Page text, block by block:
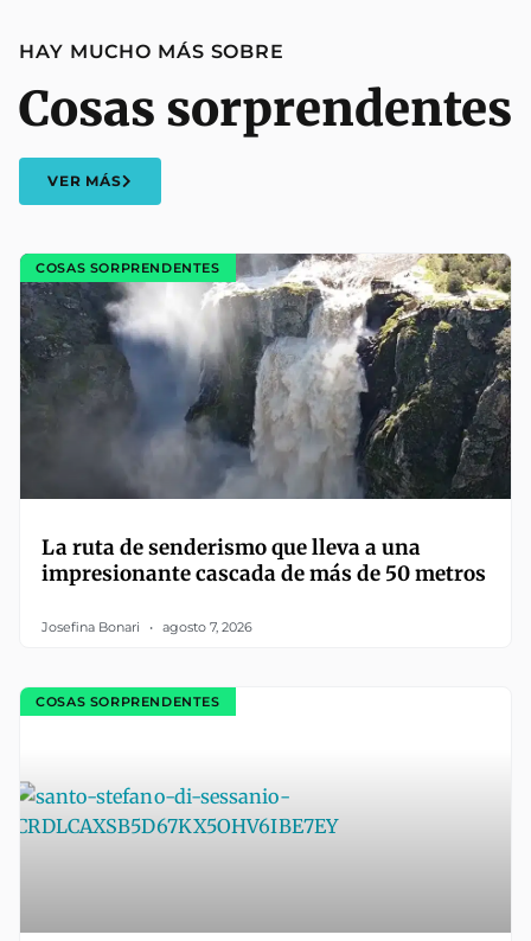
HAY MUCHO MÁS SOBRE
Cosas sorprendentes
VER MÁS
COSAS SORPRENDENTES
La ruta de senderismo que lleva a una
impresionante cascada de más de 50 metros
Josefina Bonari agosto 7, 2026
COSAS SORPRENDENTES